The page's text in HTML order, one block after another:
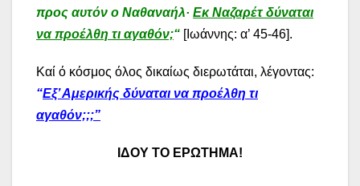
προς αυτόν ο Ναθαναήλ· Εκ Ναζαρέτ δύναται
να προέλθη τι αγαθόν;“ [Ιωάννης: α’ 45-46].
Καί ό κόσμος όλος δικαίως διερωτάται, λέγοντας:
“Εξ’ Αμερικής δύναται να προέλθη τι
αγαθόν;;;”
ΙΔΟΥ ΤΟ ΕΡΩΤΗΜΑ!